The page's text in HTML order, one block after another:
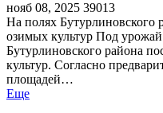
нояб 08, 2025 39013
На полях Бутурлиновского
озимых культур Под
Бутурлиновского района
культур. Согласно
площадей…
Еще